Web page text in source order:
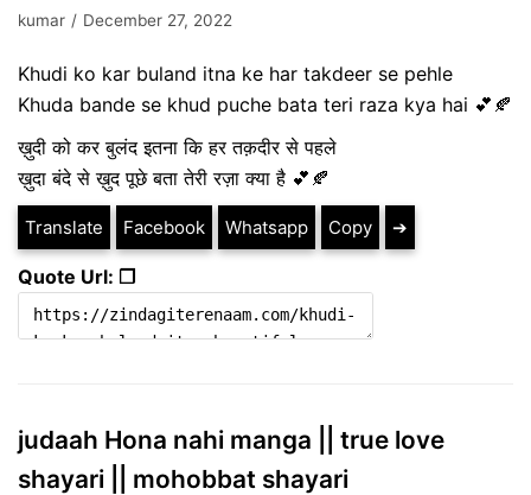
kumar
December 27, 2022
Khudi ko kar buland itna ke har takdeer se pehle
Khuda bande se khud puche bata teri raza kya hai 💕🍂
ख़ुदी को कर बुलंद इतना कि हर तक़दीर से पहले
ख़ुदा बंदे से ख़ुद पूछे बता तेरी रज़ा क्या है 💕🍂
Translate Facebook Whatsapp Copy ➔
Quote Url: ❐
judaah Hona nahi manga || true love
shayari || mohobbat shayari